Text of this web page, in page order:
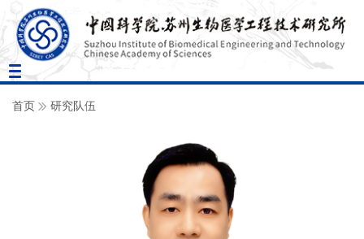
Toggle
navigation
首页 研究队伍